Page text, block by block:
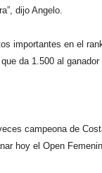
dijo Angelo.
importantes en el
da 1.500 al
campeona de
hoy el Open